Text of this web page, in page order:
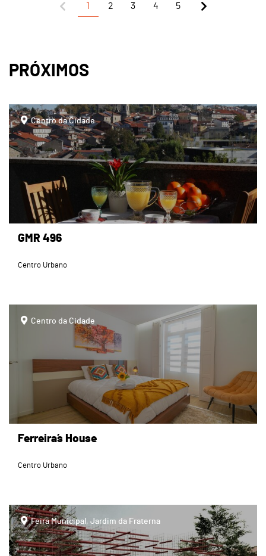
1 2 3 4 5
PRÓXIMOS
page
Centro da Cidade
GMR 496
Centro Urbano
Centro da Cidade
Ferreira´s House
Centro Urbano
page
Feira Municipal, Jardim da Fraterna